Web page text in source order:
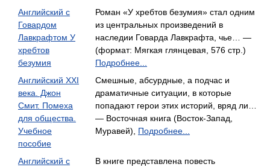
Английский с
Говардом
Лавкрафтом У
хребтов
безумия
Роман «У хребтов безумия» стал одним
из центральных произведений в
наследии Говарда Лавкрафта, чье… —
(формат: Мягкая глянцевая, 576 стр.)
Подробнее...
Английский XXI
века. Джон
Смит. Помеха
для общества.
Учебное
пособие
Смешные, абсурдные, а подчас и
драматичные ситуации, в которые
попадают герои этих историй, вряд ли…
— Восточная книга (Восток-Запад,
Муравей), Подробнее...
Английский с В книге представлена повесть